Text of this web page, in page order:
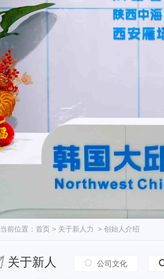
当前位置： 首页 > 关于新人力 > 创始人介绍
关于新人
公司文化